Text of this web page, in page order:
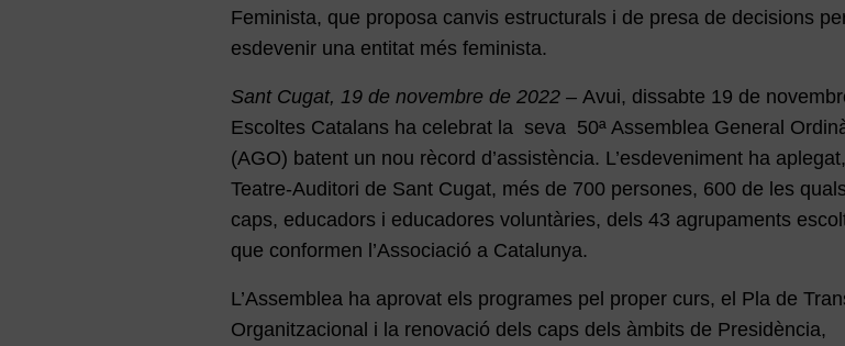
Feminista, que proposa canvis estructurals i de presa de decisions
esdevenir una entitat més feminista.
Sant Cugat, 19 de novembre de 2022 – Avui, dissabte 19 de
Escoltes Catalans ha celebrat la seva 50ª Assemblea General
(AGO) batent un nou rècord d’assistència. L’esdeveniment ha
Teatre-Auditori de Sant Cugat, més de 700 persones, 600 de les
caps, educadors i educadores voluntàries, dels 43 agrupaments
que conformen l’Associació a Catalunya.
L’Assemblea ha aprovat els programes pel proper curs, el Pla de
Organitzacional i la renovació dels caps dels àmbits de Presidència,